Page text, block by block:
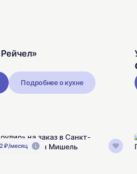
Подробнее о кухне
₽/месяц